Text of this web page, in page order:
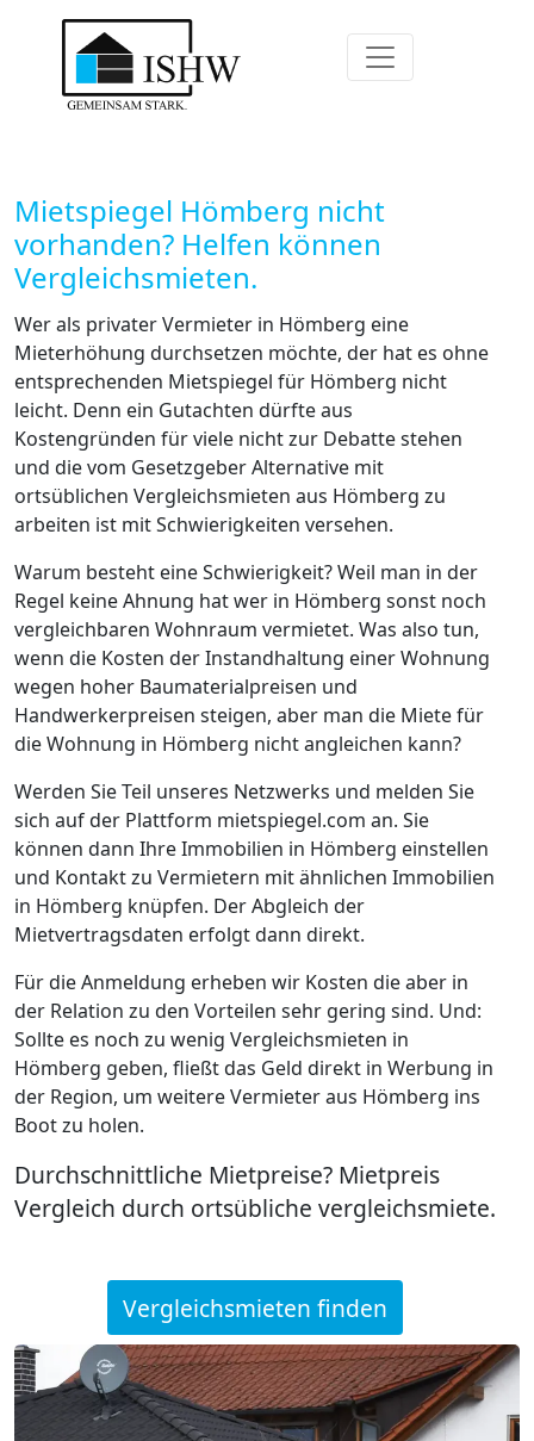
Mietspiegel Hömberg nicht
vorhanden? Helfen können
Vergleichsmieten.
Wer als privater Vermieter in Hömberg eine
Mieterhöhung durchsetzen möchte, der hat es ohne
entsprechenden Mietspiegel für Hömberg nicht
leicht. Denn ein Gutachten dürfte aus
Kostengründen für viele nicht zur Debatte stehen
und die vom Gesetzgeber Alternative mit
ortsüblichen Vergleichsmieten aus Hömberg zu
arbeiten ist mit Schwierigkeiten versehen.
Warum besteht eine Schwierigkeit? Weil man in der
Regel keine Ahnung hat wer in Hömberg sonst noch
vergleichbaren Wohnraum vermietet. Was also tun,
wenn die Kosten der Instandhaltung einer Wohnung
wegen hoher Baumaterialpreisen und
Handwerkerpreisen steigen, aber man die Miete für
die Wohnung in Hömberg nicht angleichen kann?
Werden Sie Teil unseres Netzwerks und melden Sie
sich auf der Plattform mietspiegel.com an. Sie
können dann Ihre Immobilien in Hömberg einstellen
und Kontakt zu Vermietern mit ähnlichen Immobilien
in Hömberg knüpfen. Der Abgleich der
Mietvertragsdaten erfolgt dann direkt.
Für die Anmeldung erheben wir Kosten die aber in
der Relation zu den Vorteilen sehr gering sind. Und:
Sollte es noch zu wenig Vergleichsmieten in
Hömberg geben, fließt das Geld direkt in Werbung in
der Region, um weitere Vermieter aus Hömberg ins
Boot zu holen.
Durchschnittliche Mietpreise? Mietpreis
Vergleich durch ortsübliche vergleichsmiete.
Vergleichsmieten finden